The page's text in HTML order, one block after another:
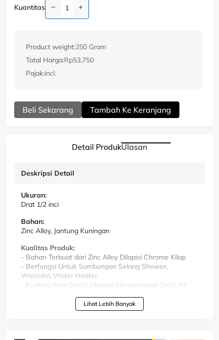
Kuantitas
Product weight:250 Gram
Total Harga:Rp53,750
Pajak:incl.
Beli Sekarang Tambah Ke Keranjang
Detail ProdukUlasan
Deskripsi Detail
Ukuran:
Drat 1/2 inci
Bahan:
Zinc Alloy, Jantung Kuningan
Kualitas Produk:
- Bahan Terbuat dari Zinc Alloy Dilapisi Chrome Kilap
- Berfungsi Untuk Sambungan Selang Shower,
Wastafel, Water Heater
- Kualitas Kran Stabil, Mampu Mengimbangi Debit Air
- Keluar Air Deras dan Halus
- Untuk Air Dingin
Lihat Lebih Banyak